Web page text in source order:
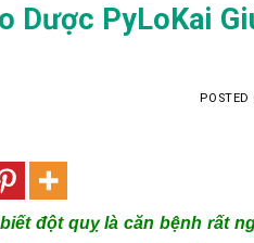
Dược PyLoKai
POSTED
đột quỵ là căn bệnh rất